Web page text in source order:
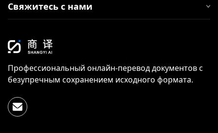
Свяжитесь с нами
Профессиональный онлайн-перевод документов с
безупречным сохранением исходного формата.